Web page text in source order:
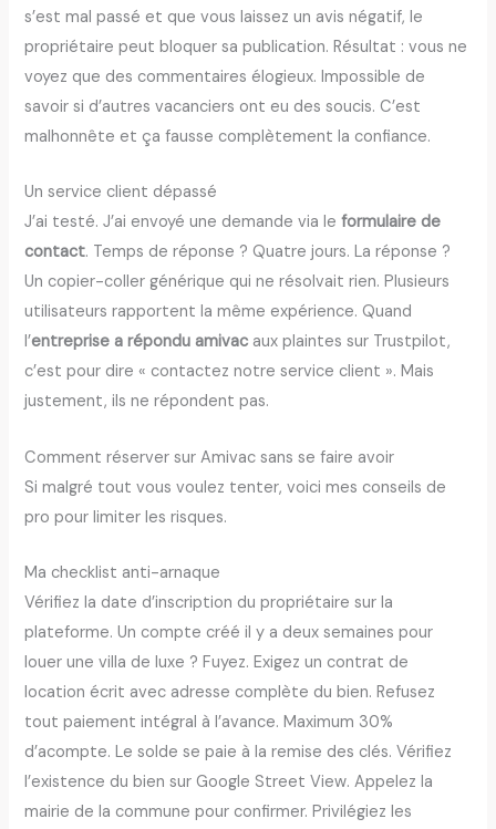
s’est mal passé et que vous laissez un avis négatif, le
propriétaire peut bloquer sa publication. Résultat : vous ne
voyez que des commentaires élogieux. Impossible de
savoir si d’autres vacanciers ont eu des soucis. C’est
malhonnête et ça fausse complètement la confiance.
Un service client dépassé
J’ai testé. J’ai envoyé une demande via leformulaire de
contact. Temps de réponse ? Quatre jours. La réponse ?
Un copier-coller générique qui ne résolvait rien. Plusieurs
utilisateurs rapportent la même expérience. Quand
l’entreprise a répondu amivac aux plaintes sur Trustpilot,
c’est pour dire « contactez notre service client ». Mais
justement, ils ne répondent pas.
Comment réserver sur Amivac sans se faire avoir
Si malgré tout vous voulez tenter, voici mes conseils de
pro pour limiter les risques.
Ma checklist anti-arnaque
Vérifiez la date d’inscription du propriétaire sur la
plateforme. Un compte créé il y a deux semaines pour
louer une villa de luxe ? Fuyez. Exigez un contrat de
location écrit avec adresse complète du bien. Refusez
tout paiement intégral à l’avance. Maximum 30%
d’acompte. Le solde se paie à la remise des clés. Vérifiez
l’existence du bien sur Google Street View. Appelez la
mairie de la commune pour confirmer. Privilégiez les